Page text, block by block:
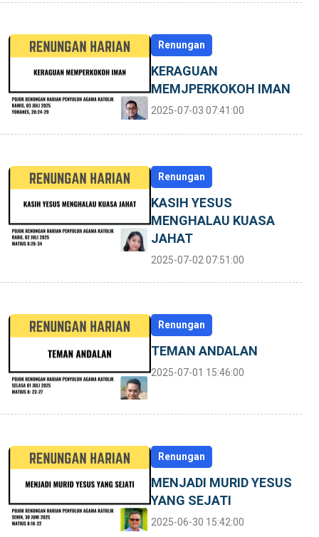
Renungan
KERAGUAN
MEMJPERKOKOH IMAN
2025-07-03 07:41:00
Renungan
KASIH YESUS
MENGHALAU KUASA
JAHAT
2025-07-02 07:51:00
Renungan
TEMAN ANDALAN
2025-07-01 15:46:00
Renungan
MENJADI MURID YESUS
YANG SEJATI
2025-06-30 15:42:00